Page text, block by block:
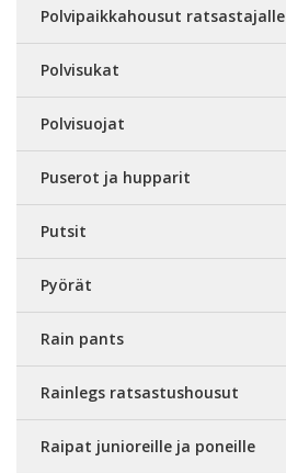
Polvipaikkahousut ratsastajalle
Polvisukat
Polvisuojat
Puserot ja hupparit
Putsit
Pyörät
Rain pants
Rainlegs ratsastushousut
Raipat junioreille ja poneille